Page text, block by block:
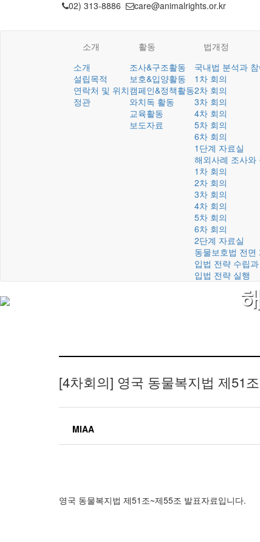
02) 313-8886 care@animalrights.or.kr
소개
소개
설립목적
연락처 및 위치
정관
활동
조사&구조활동
보호&입양활동
캠페인&정책활동
와치독 활동
교육활동
보도자료
법개정
국내법 분석과
1차 회의
2차 회의
3차 회의
4차 회의
5차 회의
6차 회의
1단계 자료실
해외사례 조사와
1차 회의
2차 회의
3차 회의
4차 회의
5차 회의
6차 회의
2단계 자료실
동물보호법 전면
입법 전략 수립
입법 전략 실행
[4차회의] 영국 동물복지법 제51
MIAA
영국 동물복지법 제51조~제55조 발표자료입니다.